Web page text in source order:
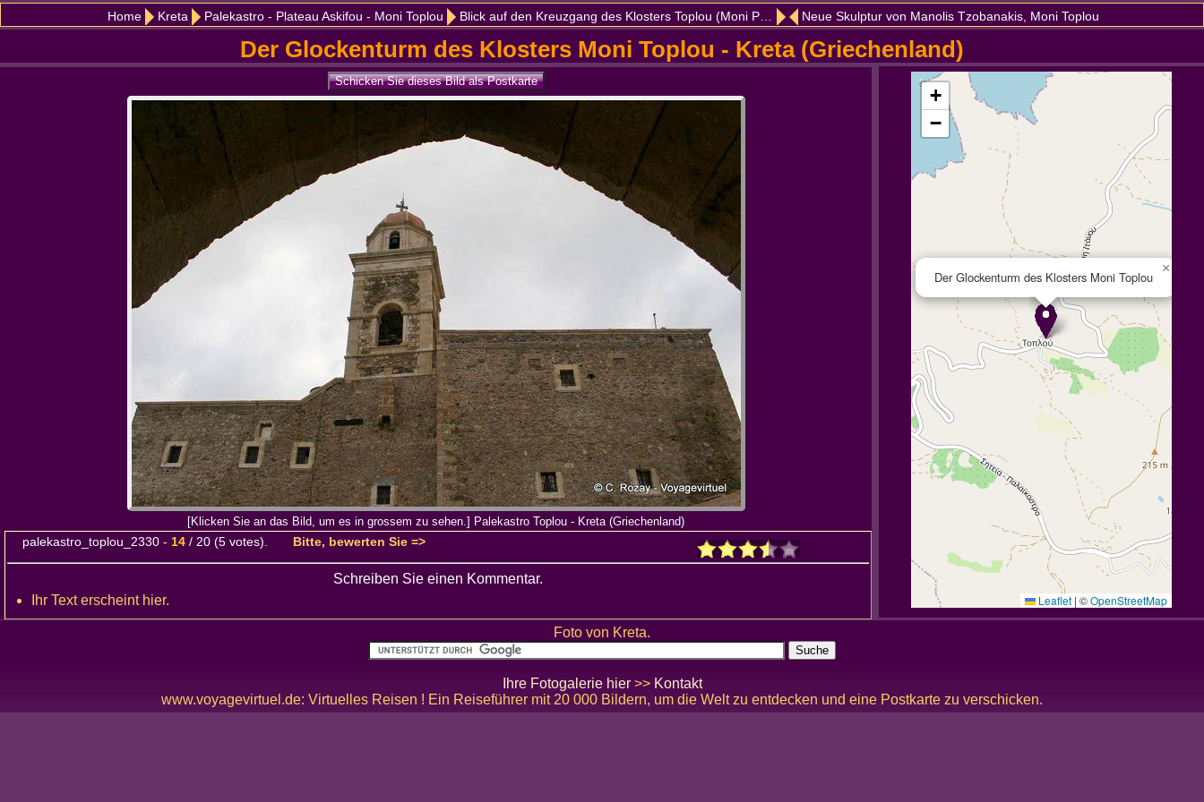
Home Kreta Palekastro - Plateau Askifou - Moni Toplou Blick auf den Kreuzgang des Klosters Toplou (Moni Panagia Akrotiriani) Neue Skulptur von Manolis Tzobanakis, Moni Toplou
Der Glockenturm des Klosters Moni Toplou - Kreta (Griechenland)
[Klicken Sie an das Bild, um es in grossem zu sehen.] Palekastro Toplou - Kreta (Griechenland)
palekastro_toplou_2330 - 14 / 20 (5 votes). Bitte, bewerten Sie =>
Schreiben Sie einen Kommentar.
Ihr Text erscheint hier.
Der Glockenturm des Klosters Moni Toplou
×
+
−
Leaflet | ©OpenStreetMap
Foto von Kreta.
Ihre Fotogalerie hier>> Kontakt
www.voyagevirtuel.de: Virtuelles Reisen ! Ein Reiseführer mit 20 000 Bildern, um die Welt zu entdecken und eine Postkarte zu verschicken.